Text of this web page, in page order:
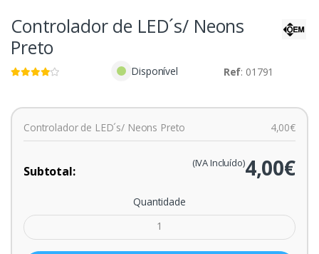
Controlador de LED´s/ Neons
Preto
Disponível Ref: 01791
Controlador de LED´s/ Neons Preto 4,00€
Subtotal: 4,00€
(IVA Incluído)
Quantidade